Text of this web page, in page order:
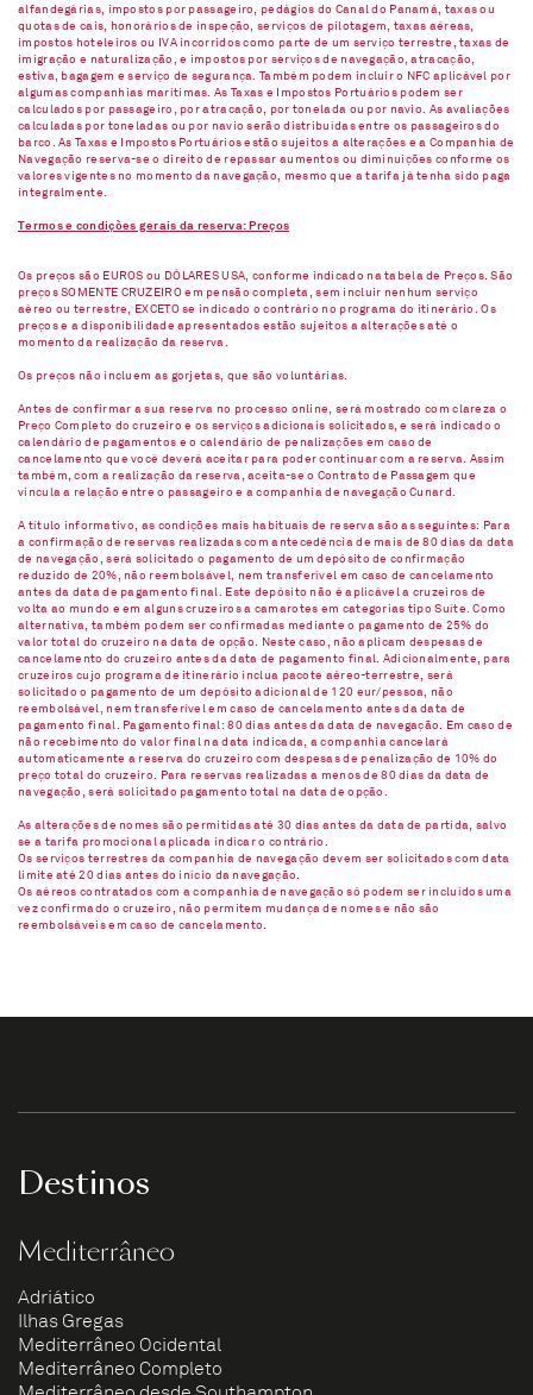
alfandegárias, impostos por passageiro, pedágios do Canal do Panamá, taxas ou
quotas de cais, honorários de inspeção, serviços de pilotagem, taxas aéreas,
impostos hoteleiros ou IVA incorridos como parte de um serviço terrestre, taxas de
imigração e naturalização, e impostos por serviços de navegação, atracação,
estiva, bagagem e serviço de segurança. Também podem incluir o NFC aplicável por
algumas companhias marítimas. As Taxas e Impostos Portuários podem ser
calculados por passageiro, por atracação, por tonelada ou por navio. As avaliações
calculadas por toneladas ou por navio serão distribuídas entre os passageiros do
barco. As Taxas e Impostos Portuários estão sujeitos a alterações e a Companhia de
Navegação reserva-se o direito de repassar aumentos ou diminuições conforme os
valores vigentes no momento da navegação, mesmo que a tarifa já tenha sido paga
integralmente.
Termos e condições gerais da reserva: Preços
Os preços são EUROS ou DÓLARES USA, conforme indicado na tabela de Preços. São
preços SOMENTE CRUZEIRO em pensão completa, sem incluir nenhum serviço
aéreo ou terrestre, EXCETO se indicado o contrário no programa do itinerário. Os
preços e a disponibilidade apresentados estão sujeitos a alterações até o
momento da realização da reserva.
Os preços não incluem as gorjetas, que são voluntárias.
Antes de confirmar a sua reserva no processo online, será mostrado com clareza o
Preço Completo do cruzeiro e os serviços adicionais solicitados, e será indicado o
calendário de pagamentos e o calendário de penalizações em caso de
cancelamento que você deverá aceitar para poder continuar com a reserva. Assim
também, com a realização da reserva, aceita-se o Contrato de Passagem que
vincula a relação entre o passageiro e a companhia de navegação Cunard.
A título informativo, as condições mais habituais de reserva são as seguintes: Para
a confirmação de reservas realizadas com antecedência de mais de 80 dias da data
de navegação, será solicitado o pagamento de um depósito de confirmação
reduzido de 20%, não reembolsável, nem transferível em caso de cancelamento
antes da data de pagamento final. Este depósito não é aplicável a cruzeiros de
volta ao mundo e em alguns cruzeiros a camarotes em categorias tipo Suíte. Como
alternativa, também podem ser confirmadas mediante o pagamento de 25% do
valor total do cruzeiro na data de opção. Neste caso, não aplicam despesas de
cancelamento do cruzeiro antes da data de pagamento final. Adicionalmente, para
cruzeiros cujo programa de itinerário inclua pacote aéreo-terrestre, será
solicitado o pagamento de um depósito adicional de 120 eur/pessoa, não
reembolsável, nem transferível em caso de cancelamento antes da data de
pagamento final. Pagamento final: 80 dias antes da data de navegação. Em caso de
não recebimento do valor final na data indicada, a companhia cancelará
automaticamente a reserva do cruzeiro com despesas de penalização de 10% do
preço total do cruzeiro. Para reservas realizadas a menos de 80 dias da data de
navegação, será solicitado pagamento total na data de opção.
As alterações de nomes são permitidas até 30 dias antes da data de partida, salvo
se a tarifa promocional aplicada indicar o contrário.
Os serviços terrestres da companhia de navegação devem ser solicitados com data
limite até 20 dias antes do início da navegação.
Os aéreos contratados com a companhia de navegação só podem ser incluídos uma
vez confirmado o cruzeiro, não permitem mudança de nomes e não são
reembolsáveis em caso de cancelamento.​
Destinos
Mediterrâneo
Adriático
Ilhas Gregas
Mediterrâneo Ocidental
Mediterrâneo Completo